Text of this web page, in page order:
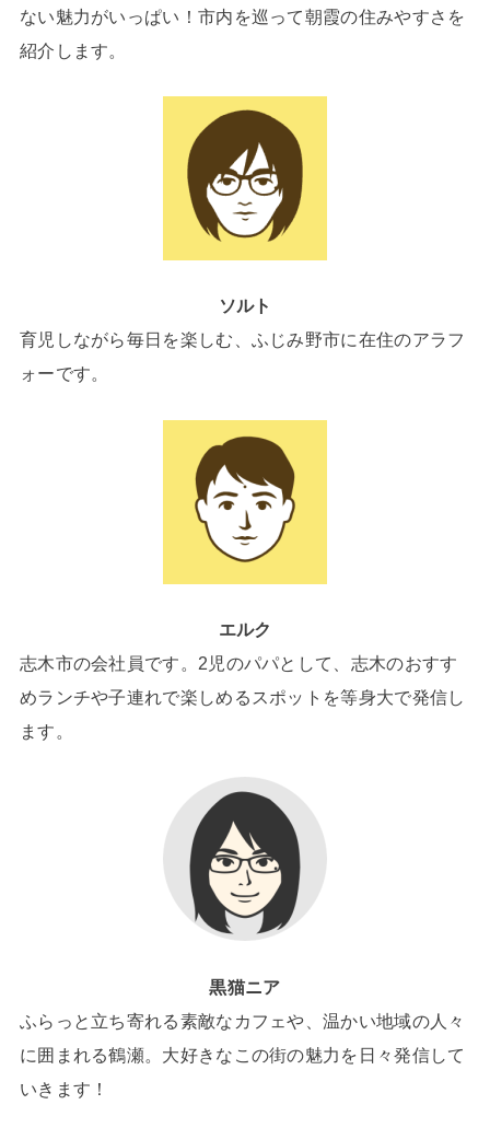
ない魅力がいっぱい！市内を巡って朝霞の住みやすさを
紹介します。
ソルト
育児しながら毎日を楽しむ、ふじみ野市に在住のアラフ
ォーです。
エルク
志木市の会社員です。2児のパパとして、志木のおすす
めランチや子連れで楽しめるスポットを等身大で発信し
ます。
黒猫ニア
ふらっと立ち寄れる素敵なカフェや、温かい地域の人々
に囲まれる鶴瀬。大好きなこの街の魅力を日々発信して
いきます！